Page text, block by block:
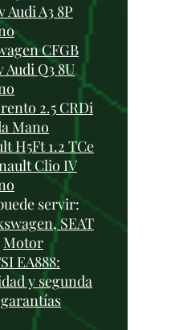
Audi A3 8P
CFGB
Audi Q3 8U
2.5 CRDi
Mano
H5Ft 1.2 TCe
Clio IV
servir:
SEAT
Motor
EA888:
y segunda
garantías